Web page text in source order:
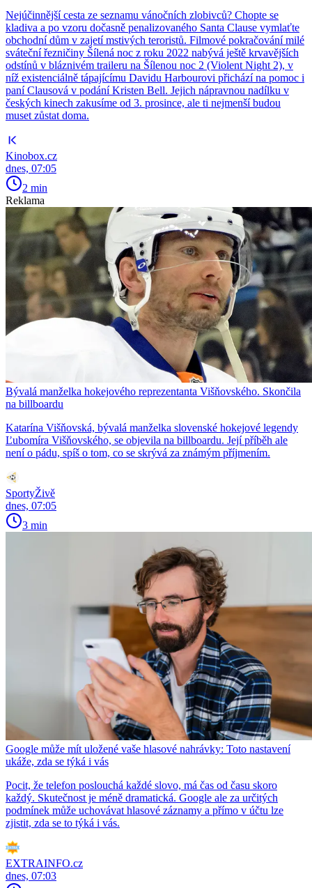
Nejúčinnější cesta ze seznamu vánočních zlobivců? Chopte se
kladiva a po vzoru dočasně penalizovaného Santa Clause vymlaťte
obchodní dům v zajetí mstivých teroristů. Filmové pokračování milé
sváteční řezničiny Šílená noc z roku 2022 nabývá ještě krvavějších
odstínů v bláznivém traileru na Šílenou noc 2 (Violent Night 2), v
níž existenciálně tápajícímu Davidu Harbourovi přichází na pomoc i
paní Clausová v podání Kristen Bell. Jejich nápravnou nadílku v
českých kinech zakusíme od 3. prosince, ale ti nejmenší budou
muset zůstat doma.
Kinobox.cz
dnes, 07:05
2 min
Reklama
Bývalá manželka hokejového reprezentanta Višňovského. Skončila
na billboardu
Katarína Višňovská, bývalá manželka slovenské hokejové legendy
Ľubomíra Višňovského, se objevila na billboardu. Její příběh ale
není o pádu, spíš o tom, co se skrývá za známým příjmením.
SportyŽivě
dnes, 07:05
3 min
Google může mít uložené vaše hlasové nahrávky: Toto nastavení
ukáže, zda se týká i vás
Pocit, že telefon poslouchá každé slovo, má čas od času skoro
každý. Skutečnost je méně dramatická. Google ale za určitých
podmínek může uchovávat hlasové záznamy a přímo v účtu lze
zjistit, zda se to týká i vás.
EXTRAINFO.cz
dnes, 07:03